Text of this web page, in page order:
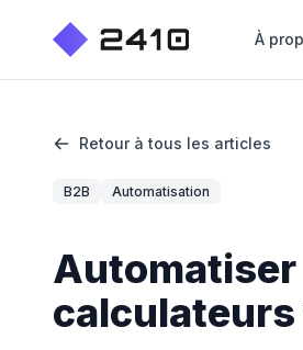
À
Retour à tous les articles
B2B Automatisation